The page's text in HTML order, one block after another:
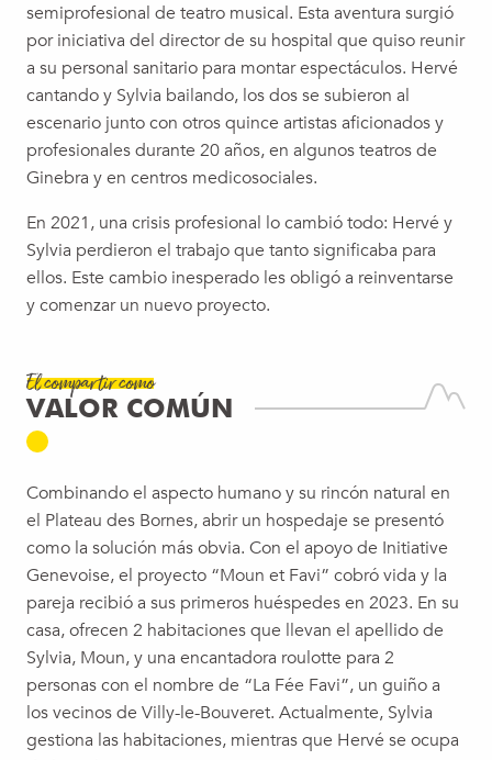
semiprofesional de teatro musical. Esta aventura surgió
por iniciativa del director de su hospital que quiso reunir
a su personal sanitario para montar espectáculos. Hervé
cantando y Sylvia bailando, los dos se subieron al
escenario junto con otros quince artistas aficionados y
profesionales durante 20 años, en algunos teatros de
Ginebra y en centros medicosociales.
En 2021, una crisis profesional lo cambió todo: Hervé y
Sylvia perdieron el trabajo que tanto significaba para
ellos. Este cambio inesperado les obligó a reinventarse
y comenzar un nuevo proyecto.
El compartir como
VALOR COMÚN
Combinando el aspecto humano y su rincón natural en
el Plateau des Bornes, abrir un hospedaje se presentó
como la solución más obvia. Con el apoyo de Initiative
Genevoise, el proyecto “Moun et Favi” cobró vida y la
pareja recibió a sus primeros huéspedes en 2023. En su
casa, ofrecen 2 habitaciones que llevan el apellido de
Sylvia, Moun, y una encantadora roulotte para 2
personas con el nombre de “La Fée Favi”, un guiño a
los vecinos de Villy-le-Bouveret. Actualmente, Sylvia
gestiona las habitaciones, mientras que Hervé se ocupa